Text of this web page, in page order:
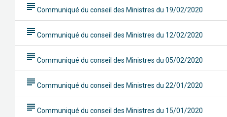
subject Communiqué du conseil des Ministres du 19/02/2020
subject Communiqué du conseil des Ministres du 12/02/2020
subject Communiqué du conseil des Ministres du 05/02/2020
subject Communiqué du conseil des Ministres du 22/01/2020
subject Communiqué du conseil des Ministres du 15/01/2020